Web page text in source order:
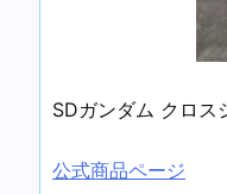
SDガンダム クロス
公式商品ページ